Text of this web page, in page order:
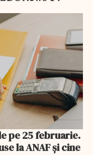
pe 25 februarie.
la ANAF și cine